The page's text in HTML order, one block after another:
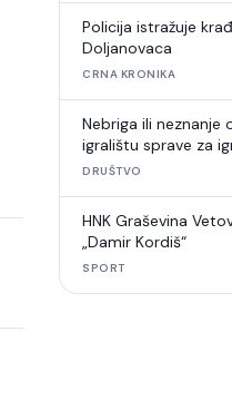
Policija istražuje
Doljanovaca
CRNA KRONIKA
Nebriga ili neznanje
igralištu sprave za
umjetna trava u
DRUŠTVO
HNK Graševina
„Damir Kordiš“
SPORT